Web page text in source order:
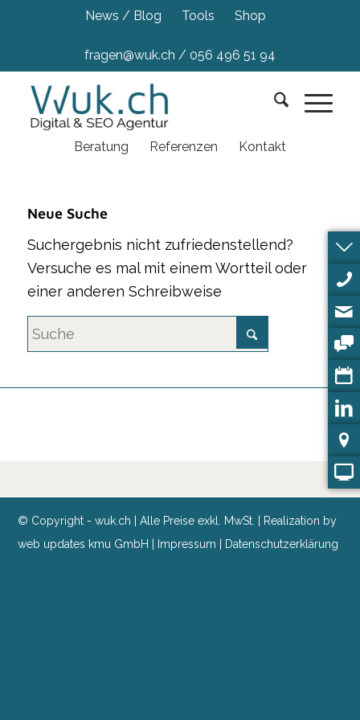
News / Blog Tools Shop
fragen@wuk.ch / 056 496 51 94
Beratung Referenzen Kontakt
Neue Suche
Suchergebnis nicht zufriedenstellend?
Versuche es mal mit einem Wortteil oder
einer anderen Schreibweise
© Copyright - wuk.ch | Alle Preise exkl. MwSt. | Realization by
web updates kmu GmbH | Impressum | Datenschutzerklärung